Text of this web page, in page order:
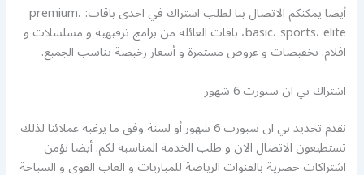
أيضا يمكنكم الاتصال بنا لطلب اشتراك في احدى باقات: premium،
basic، sports، elite، باقات العائلة من برامج ترفيهية و مسلسلات و
افلام. تخفيضات و عروض مستمرة و أسعار رخيصة تناسب الجميع.
اشتراك بي ان سبورت 6 شهور
نقدم تجديد بي ان سبورت 6 شهور أو لسنة وفق ما يرغبه عملائنا لذلك
تستطيعون الاتصال الان و طلب الخدمة المناسبة لكم. أيضا نؤمن
اشتراكات حصرية بالقنوات الرياضة للمباريات و العاب القوى و السباحة